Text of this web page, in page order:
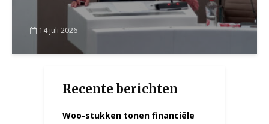
14 juli 2026
Recente berichten
Woo-stukken tonen financiële